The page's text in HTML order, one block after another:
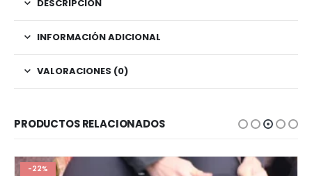
DESCRIPCIÓN
INFORMACIÓN ADICIONAL
VALORACIONES (0)
PRODUCTOS RELACIONADOS
-22%